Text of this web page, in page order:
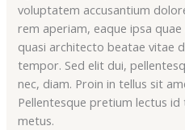
voluptatem accusantium
rem aperiam, eaque ipsa
quasi architecto beatae vitae
tempor. Sed elit dui,
nec, diam. Proin in tellus sit
Pellentesque pretium lectus
metus.